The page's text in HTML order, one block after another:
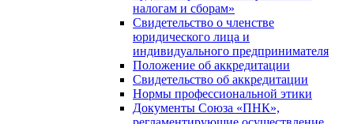
налогам и сборам»
Свидетельство о членстве
юридического лица и
индивидуального предпринимателя
Положение об аккредитации
Свидетельство об аккредитации
Нормы профессиональной этики
Документы Союза «ПНК»,